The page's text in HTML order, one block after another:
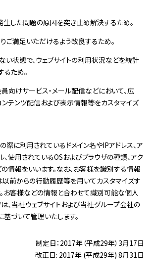
生した問題の原因を突き止め解決するため。
りご満足いただけるよう改良するため。
い状態で、ウェブサイトの利用状況などを統計
るため。
員向けサービス・メール配信などにおいて、広
ンテンツ配信および表示情報等をカスタマイズ
際に利用されているドメイン名やIPアドレス、ア
、使用されているOSおよびブラウザの種類、アク
情報をいいます。なお、お客様を識別する情報
前からの行動履歴等を用いてカスタマイズす
お客様などの情報と合わせて識別可能な個人
、当社ウェブサイトおよび当社グループ会社の
づいて管理いたします。
制定日：2017年（平成29年）3月17日
改正日: 2017年 (平成29年) 8月31日